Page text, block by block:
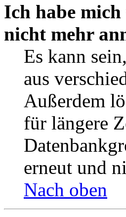
Ich habe
nicht mehr
Es kann
aus
Außerdem
für längere
erneut und
Nach oben